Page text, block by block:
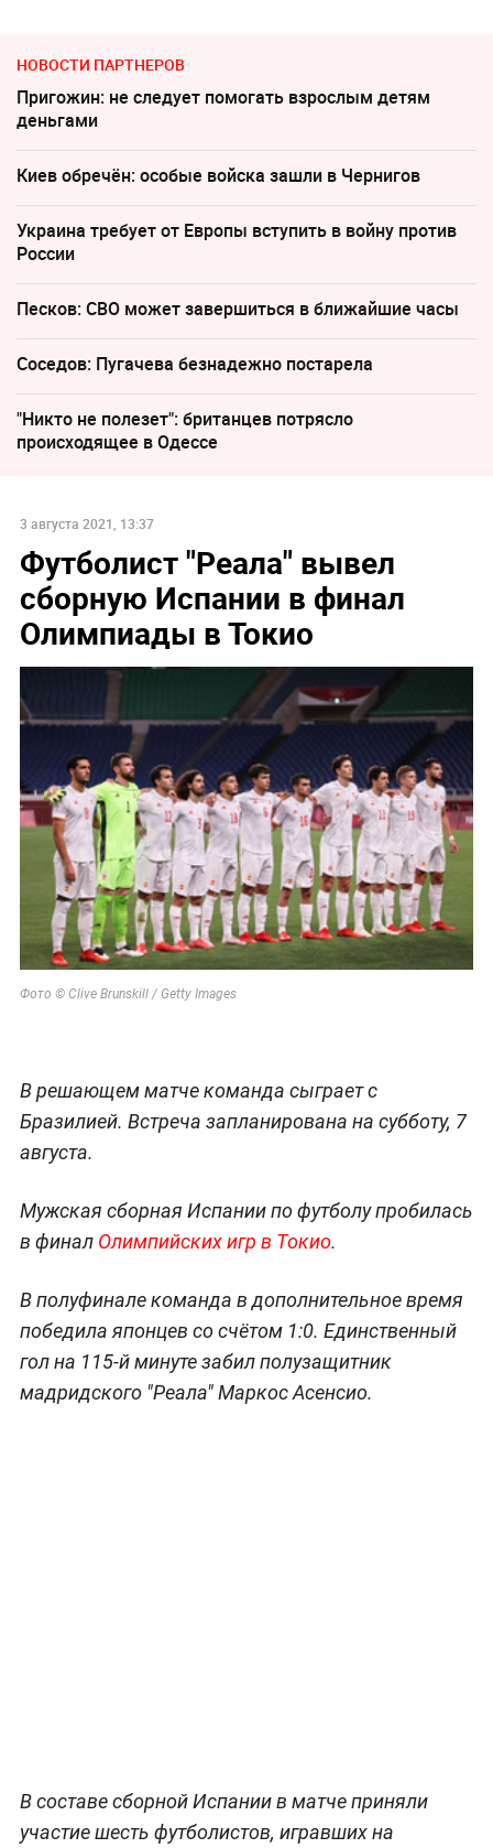
НОВОСТИ ПАРТНЕРОВ
Пригожин: не следует помогать взрослым детям
деньгами
Киев обречён: особые войска зашли в Чернигов
Украина требует от Европы вступить в войну против
России
Песков: СВО может завершиться в ближайшие часы
Соседов: Пугачева безнадежно постарела
"Никто не полезет": британцев потрясло
происходящее в Одессе
3 августа 2021, 13:37
Футболист "Реала" вывел
сборную Испании в финал
Олимпиады в Токио
Фото © Clive Brunskill / Getty Images
В решающем матче команда сыграет с
Бразилией. Встреча запланирована на субботу, 7
августа.
Мужская сборная Испании по футболу пробилась
в финал Олимпийских игр в Токио.
В полуфинале команда в дополнительное время
победила японцев со счётом 1:0. Единственный
гол на 115-й минуте забил полузащитник
мадридского "Реала" Маркос Асенсио.
В составе сборной Испании в матче приняли
участие шесть футболистов, игравших на